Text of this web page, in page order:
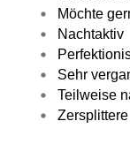
Möchte
Nachtaktiv
Sehr
Teilweise